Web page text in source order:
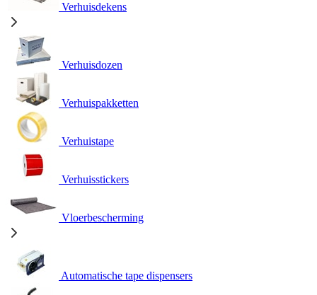
Verhuisdekens
Verhuisdozen
Verhuispakketten
Verhuistape
Verhuisstickers
Vloerbescherming
Automatische tape dispensers